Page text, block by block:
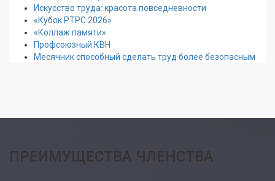
Искусство труда: красота повседневности
«Кубок РТРС 2026»
«Коллаж памяти»
Профсоюзный КВН
Месячник способный сделать труд более безопасным
ПРЕИМУЩЕСТВА ЧЛЕНСТВА